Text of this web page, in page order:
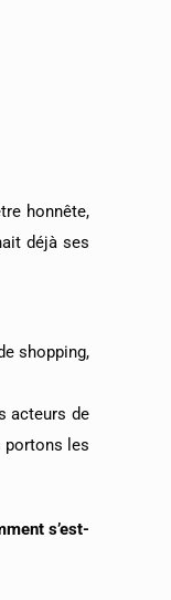
honnête,
déjà ses
shopping,
acteurs de
portons les
s’est-